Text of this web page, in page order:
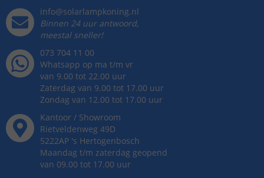
info@solarlampkoning.nl
Binnen 24 uur antwoord,
meestal sneller!
073 704 11 00
Whatsapp op ma t/m vr
van 9.00 tot 22.00 uur
Zaterdag van 9.00 tot 17.00 uur
Zondag van 12.00 tot 17.00 uur
Kantoor / Showroom
Rietveldenweg 49D
5222AP 's Hertogenbosch
Maandag t/m zaterdag geopend
van 09.00 tot 17.00 uur